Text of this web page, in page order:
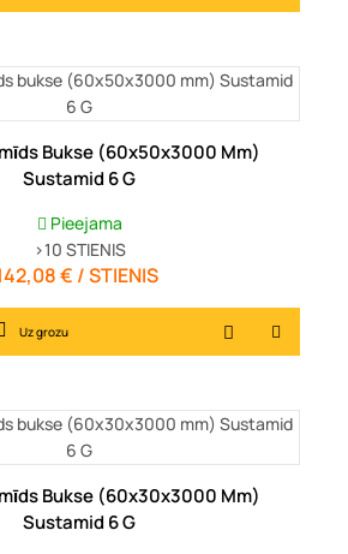
Bukse (60x50x3000 Mm)
Sustamid 6 G
Pieejama
>10 STIENIS
€ / STIENIS
Uz grozu
Bukse (60x30x3000 Mm)
Sustamid 6 G